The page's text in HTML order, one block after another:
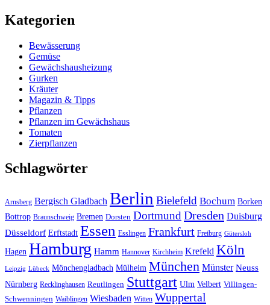
Kategorien
Bewässerung
Gemüse
Gewächshausheizung
Gurken
Kräuter
Magazin & Tipps
Pflanzen
Pflanzen im Gewächshaus
Tomaten
Zierpflanzen
Schlagwörter
Arnsberg Bergisch Gladbach Berlin Bielefeld Bochum Borken
Bottrop Braunschweig Bremen Dorsten DortmundDresden Duisburg
Düsseldorf Erftstadt Essen Esslingen Frankfurt Freiburg Gütersloh
Hagen Hamburg Hamm Hannover Kirchheim Krefeld Köln
Leipzig Lübeck Mönchengladbach Mülheim München Münster Neuss
Nürnberg Recklinghausen Reutlingen Stuttgart Ulm Velbert Villingen-
Schwenningen Waiblingen Wiesbaden Witten Wuppertal